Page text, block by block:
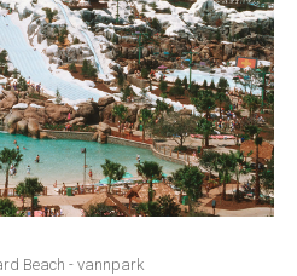
Beach - vannpark